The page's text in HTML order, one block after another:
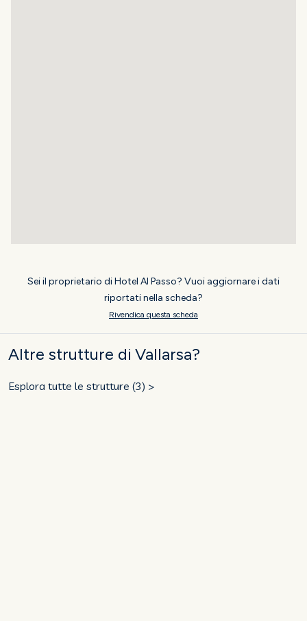
Sei il proprietario di Hotel Al Passo? Vuoi aggiornare i dati
riportati nella scheda?
Rivendica questa scheda
Altre strutture di Vallarsa?
Esplora tutte le strutture (3) >